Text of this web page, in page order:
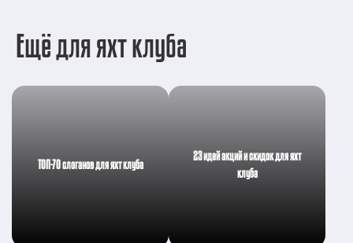
Ещё для яхт клуба
ТОП-70 слоганов для яхт клуба
23 идей акций и скидок для яхт
клуба